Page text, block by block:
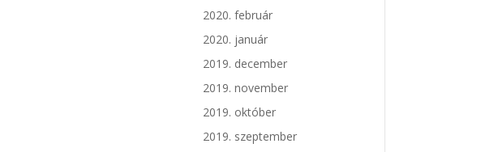
2020. február
2020. január
2019. december
2019. november
2019. október
2019. szeptember